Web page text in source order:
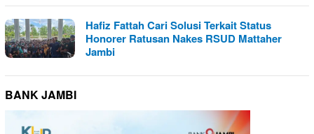
Hafiz Fattah Cari Solusi Terkait Status
Honorer Ratusan Nakes RSUD Mattaher
Jambi
BANK JAMBI